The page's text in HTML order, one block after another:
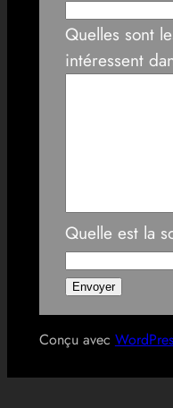
Quelles sont
intéressent
Quelle est la
Conçu avec